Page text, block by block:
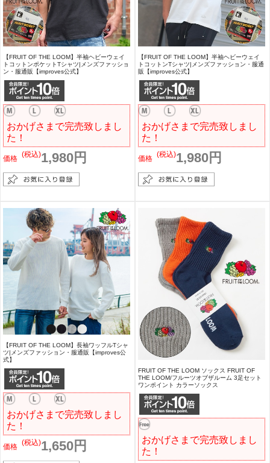
【FRUIT OF THE LOOM】半袖ヘビーウェイ
トコットンポケットTシャツ|メンズファッショ
ン・服通販【improves公式】
おかげさまで完売致しまし
た！
価格 1,980円
(税込)
【FRUIT OF THE LOOM】半袖ヘビーウェイ
トコットンTシャツ|メンズファッション・服通
販【improves公式】
おかげさまで完売致しまし
た！
価格 1,980円
(税込)
【FRUIT OF THE LOOM】長袖ワッフルTシャ
ツ|メンズファッション・服通販【improves公
式】
おかげさまで完売致しまし
た！
価格 1,650円
(税込)
FRUIT OF THE LOOM ソックス FRUIT OF
THE LOOM/フルーツオブザルーム 3足セット
ワンポイント カラーソックス
おかげさまで完売致しまし
た！